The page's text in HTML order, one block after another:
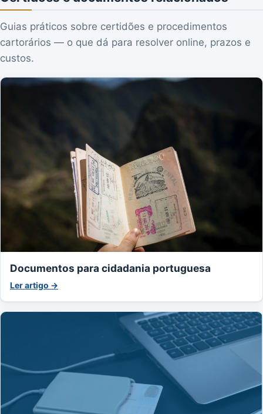
Guias práticos sobre certidões e procedimentos
cartorários — o que dá para resolver online, prazos e
custos.
Documentos para cidadania portuguesa
Ler artigo →